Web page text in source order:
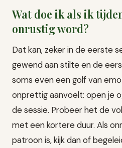
Wat doe ik als ik
onrustig word?
Dat kan, zeker in de eerste
gewend aan stilte en de
soms even een golf van
onprettig aanvoelt: open je
de sessie. Probeer het de
met een kortere duur. Als
patroon is, kijk dan of